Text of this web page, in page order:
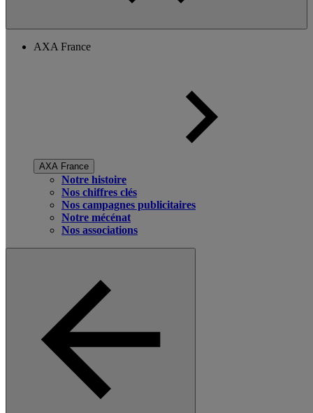
AXA France
AXA France
Notre histoire
Nos chiffres clés
Nos campagnes publicitaires
Notre mécénat
Nos associations